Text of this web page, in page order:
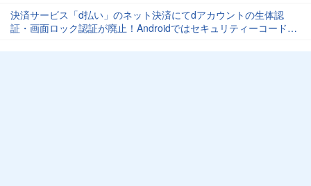
決済サービス「d払い」のネット決済にてdアカウントの生体認
証・画面ロック認証が廃止！Androidではセキュリティーコードが